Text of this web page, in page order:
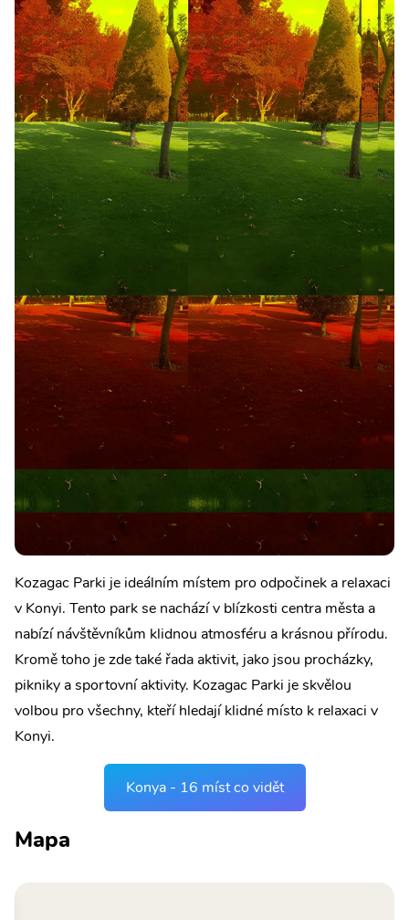
Kozagac Parki je ideálním místem pro odpočinek a relaxaci
v Konyi. Tento park se nachází v blízkosti centra města a
nabízí návštěvníkům klidnou atmosféru a krásnou přírodu.
Kromě toho je zde také řada aktivit, jako jsou procházky,
pikniky a sportovní aktivity. Kozagac Parki je skvělou
volbou pro všechny, kteří hledají klidné místo k relaxaci v
Konyi.
Konya - 16 míst co vidět
Mapa